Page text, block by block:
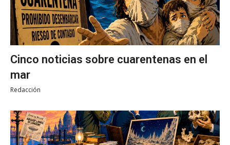
Cinco noticias sobre cuarentenas en el
mar
Redacción